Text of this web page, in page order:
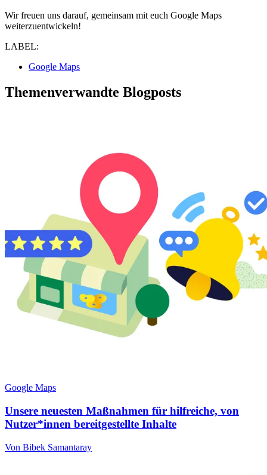
Wir freuen uns darauf, gemeinsam mit euch Google Maps
weiterzuentwickeln!
LABEL:
Google Maps
Themenverwandte Blogposts
Google Maps
Unsere neuesten Maßnahmen für hilfreiche, von
Nutzer*innen bereitgestellte Inhalte
Von Bibek Samantaray